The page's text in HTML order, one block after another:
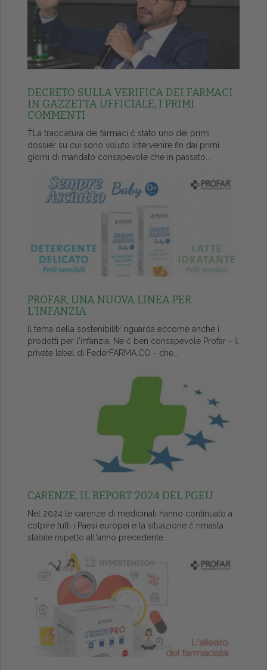
DECRETO SULLA VERIFICA DEI FARMACI
IN GAZZETTA UFFICIALE, I PRIMI
COMMENTI
ŤLa tracciatura dei farmaci č stato uno dei primi
dossier su cui sono voluto intervenire fin dai primi
giorni di mandato consapevole che in passato...
PROFAR, UNA NUOVA LINEA PER
L’INFANZIA
Il tema della sostenibilitŕ riguarda eccome anche i
prodotti per l'infanzia. Ne č ben consapevole Profar - il
private label di FederFARMA.CO - che...
CARENZE, IL REPORT 2024 DEL PGEU
Nel 2024 le carenze di medicinali hanno continuato a
colpire tutti i Paesi europei e la situazione č rimasta
stabile rispetto all'anno precedente...